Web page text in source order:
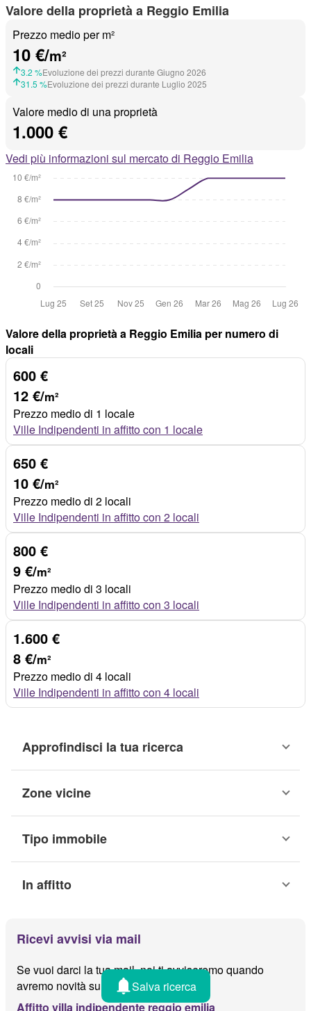
Valore della proprietà a Reggio Emilia
Prezzo medio per m²
10 €/m²
3.2 %Evoluzione dei prezzi durante Giugno 2026
31.5 %Evoluzione dei prezzi durante Luglio 2025
Valore medio di una proprietà
1.000 €
Vedi più informazioni sul mercato di Reggio Emilia
Valore della proprietà a Reggio Emilia per numero di
locali
600 €
12 €/m²
Prezzo medio di 1 locale
Ville Indipendenti in affitto con 1 locale
650 €
10 €/m²
Prezzo medio di 2 locali
Ville Indipendenti in affitto con 2 locali
800 €
9 €/m²
Prezzo medio di 3 locali
Ville Indipendenti in affitto con 3 locali
1.600 €
8 €/m²
Prezzo medio di 4 locali
Ville Indipendenti in affitto con 4 locali
Approfindisci la tua ricerca
Zone vicine
Tipo immobile
In affitto
Ricevi avvisi via mail
Se vuoi darci la tua mail, noi ti avviseremo quando
avremo novità su
Affitto villa indipendente reggio emilia
Salva ricerca